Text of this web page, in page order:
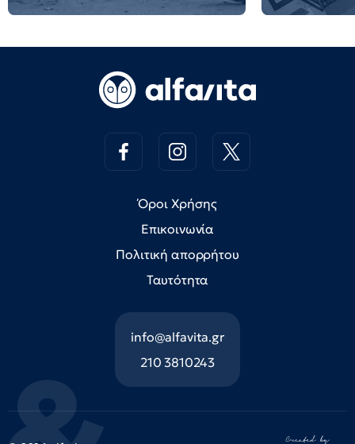
Όροι Χρήσης
Επικοινωνία
Πολιτική απορρήτου
Ταυτότητα
info@alfavita.gr
210 3810243